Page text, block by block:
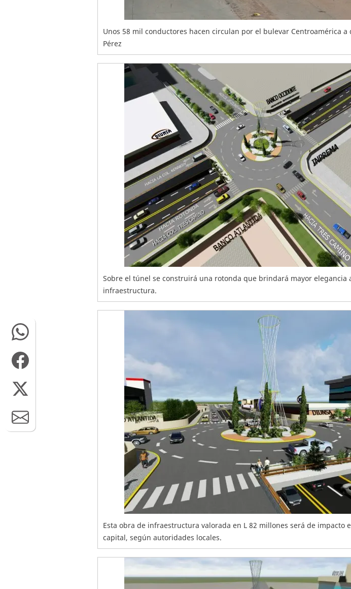
Unos 58 mil conductores hacen circulan por el bulevar Centroamérica a
Pérez
Sobre el túnel se construirá una rotonda que brindará mayor elegancia
infraestructura.
Esta obra de infraestructura valorada en L 82 millones será de impacto
capital, según autoridades locales.